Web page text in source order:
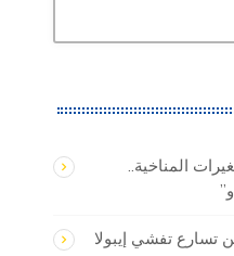
المناخية..
تسارع تفشي إيبولا